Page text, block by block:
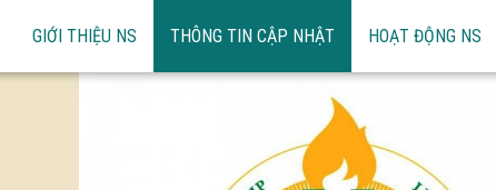
GIỚI THIỆU NS THÔNG TIN CẬP NHẬT HOẠT ĐỘNG NS